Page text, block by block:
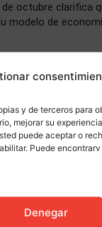
y de terceros para
mejorar su
puede aceptar o
Puede
Denegar
de octubre clarifica
modelo de
La expectativa de un